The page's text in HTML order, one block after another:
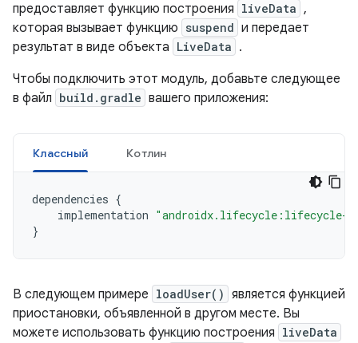
предоставляет функцию построения liveData ,
которая вызывает функцию suspend и передает
результат в виде объекта LiveData .
Чтобы подключить этот модуль, добавьте следующее
в файл build.gradle вашего приложения:
Классный Котлин
dependencies {
implementation "androidx.lifecycle:lifecycle-
}
В следующем примере loadUser() является функцией
приостановки, объявленной в другом месте. Вы
можете использовать функцию построения liveData